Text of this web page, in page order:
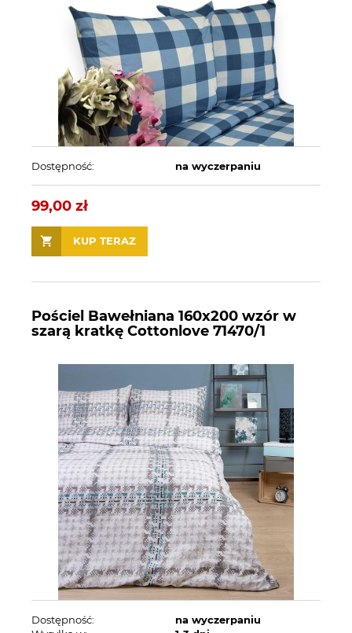
Dostępność: na wyczerpaniu
99,00 zł
KUP TERAZ
Pościel Bawełniana 160x200 wzór w
szarą kratkę Cottonlove 71470/1
Dostępność:
na wyczerpaniu